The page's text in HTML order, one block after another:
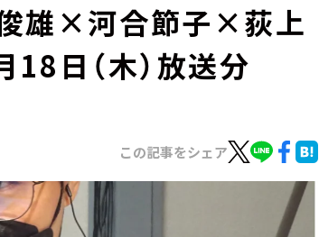
俊雄×河合節子×荻上
日（木）放送分
この記事をシェア